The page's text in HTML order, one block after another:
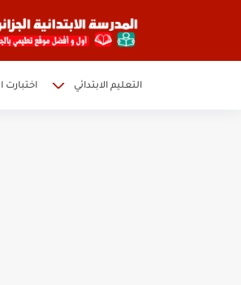
التعليم الابتدائي اختبارت